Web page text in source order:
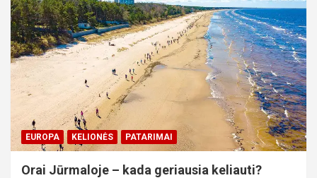
EUROPA KELIONĖS PATARIMAI
Orai Jūrmaloje – kada geriausia keliauti?